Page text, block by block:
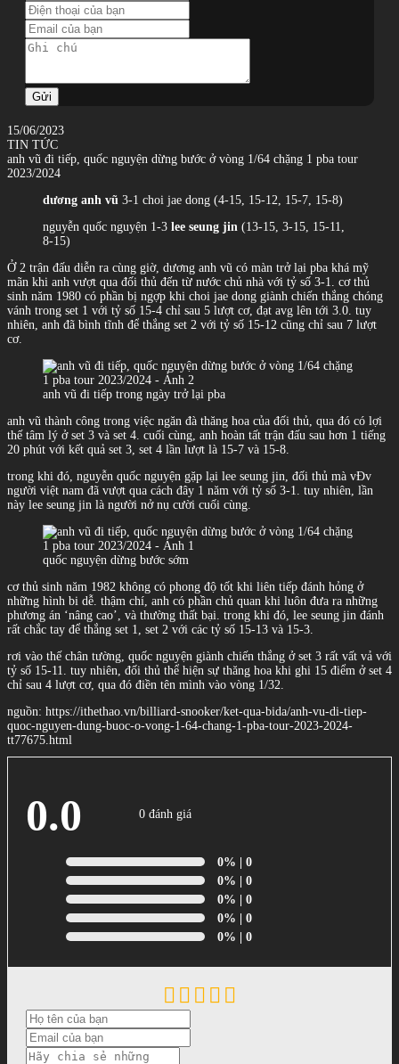
Gửi
15/06/2023
TIN TỨC
anh vũ đi tiếp, quốc nguyện dừng bước ở vòng 1/64 chặng 1 pba tour
2023/2024
dương anh vũ 3-1 choi jae dong (4-15, 15-12, 15-7, 15-8)
nguyễn quốc nguyện 1-3 lee seung jin (13-15, 3-15, 15-11,
8-15)
Ở 2 trận đấu diễn ra cùng giờ, dương anh vũ có màn trở lại pba khá mỹ
mãn khi anh vượt qua đối thủ đến từ nước chủ nhà với tỷ số 3-1. cơ thủ
sinh năm 1980 có phần bị ngợp khi choi jae dong giành chiến thắng chóng
vánh trong set 1 với tỷ số 15-4 chỉ sau 5 lượt cơ, đạt avg lên tới 3.0. tuy
nhiên, anh đã bình tĩnh để thắng set 2 với tỷ số 15-12 cũng chỉ sau 7 lượt
cơ.
anh vũ đi tiếp trong ngày trở lại pba
anh vũ thành công trong việc ngăn đà thăng hoa của đối thủ, qua đó có lợi
thế tâm lý ở set 3 và set 4. cuối cùng, anh hoàn tất trận đấu sau hơn 1 tiếng
20 phút với kết quả set 3, set 4 lần lượt là 15-7 và 15-8.
trong khi đó, nguyễn quốc nguyện gặp lại lee seung jin, đối thủ mà vĐv
người việt nam đã vượt qua cách đây 1 năm với tỷ số 3-1. tuy nhiên, lần
này lee seung jin là người nở nụ cười cuối cùng.
quốc nguyện dừng bước sớm
cơ thủ sinh năm 1982 không có phong độ tốt khi liên tiếp đánh hỏng ở
những hình bi dễ. thậm chí, anh có phần chủ quan khi luôn đưa ra những
phương án ‘nâng cao’, và thường thất bại. trong khi đó, lee seung jin đánh
rất chắc tay để thắng set 1, set 2 với các tỷ số 15-13 và 15-3.
rơi vào thế chân tường, quốc nguyện giành chiến thắng ở set 3 rất vất vả với
tỷ số 15-11. tuy nhiên, đối thủ thể hiện sự thăng hoa khi ghi 15 điểm ở set 4
chỉ sau 4 lượt cơ, qua đó điền tên mình vào vòng 1/32.
nguồn: https://ithethao.vn/billiard-snooker/ket-qua-bida/anh-vu-di-tiep-
quoc-nguyen-dung-buoc-o-vong-1-64-chang-1-pba-tour-2023-2024-
tt77675.html
0.0 0 đánh giá
0% | 0
0% | 0
0% | 0
0% | 0
0% | 0